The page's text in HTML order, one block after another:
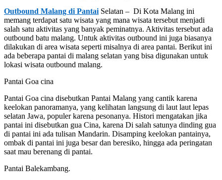
Outbound Malang di Pantai Selatan – Di Kota Malang ini
memang terdapat satu wisata yang mana wisata tersebut menjadi
salah satu aktivitas yang banyak peminatnya. Aktivitas tersebut ada
outbound batu malang. Untuk aktivitas outbound ini juga biasanya
dilakukan di area wisata seperti misalnya di area pantai. Berikut ini
ada beberapa pantai di malang selatan yang bisa digunakan untuk
lokasi wisata outbound malang.
Pantai Goa cina
Pantai Goa cina disebutkan Pantai Malang yang cantik karena
keelokan panoramanya, yang kelihatan langsung di laut laut lepas
selatan Jawa, populer karena pesonanya. Histori mengatakan jika
pantai ini disebutkan gua Cina, karena Di salah satunya dinding gua
di pantai ini ada tulisan Mandarin. Disamping keelokan pantainya,
ombak di pantai ini juga besar dan beresiko, hingga ada peringatan
saat mau berenang di pantai.
Pantai Balekambang.